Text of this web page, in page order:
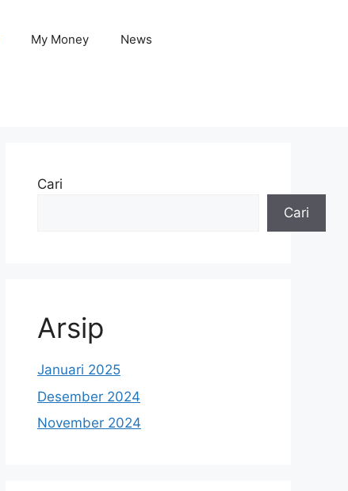
My Money News
Cari
Cari
Arsip
Januari 2025
Desember 2024
November 2024